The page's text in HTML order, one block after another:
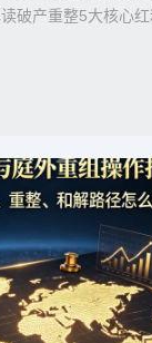
破产重整5大核心
。